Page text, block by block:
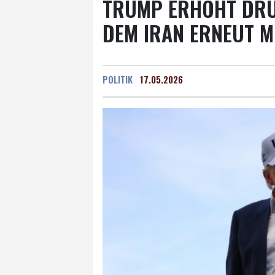
TRUMP ERHÖHT
DEM IRAN ERNEUT
POLITIK 17.05.2026